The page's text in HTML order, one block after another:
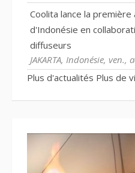
Coolita lance la première
d'Indonésie en
diffuseurs
JAKARTA, Indonésie, ven.,
Plus d'actualités Plus de